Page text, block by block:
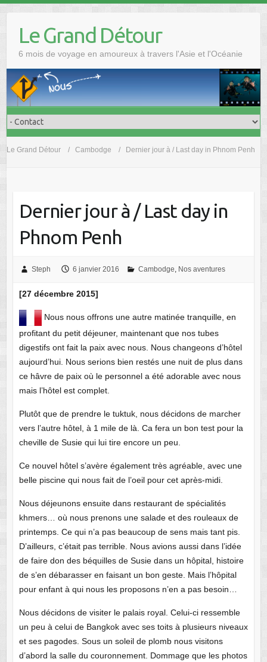
Le Grand Détour
6 mois de voyage en amoureux à travers l'Asie et l'Océanie
Le Grand Détour Cambodge Dernier jour à / Last day in Phnom Penh
Dernier jour à / Last day in
Phnom Penh
Steph 6 janvier 2016 Cambodge Nos aventures
[27 décembre 2015]
Nous nous offrons une autre matinée tranquille, en
profitant du petit déjeuner, maintenant que nos tubes
digestifs ont fait la paix avec nous. Nous changeons d’hôtel
aujourd’hui. Nous serions bien restés une nuit de plus dans
ce hâvre de paix où le personnel a été adorable avec nous
mais l’hôtel est complet.
Plutôt que de prendre le tuktuk, nous décidons de marcher
vers l’autre hôtel, à 1 mile de là. Ca fera un bon test pour la
cheville de Susie qui lui tire encore un peu.
Ce nouvel hôtel s’avère également très agréable, avec une
belle piscine qui nous fait de l’oeil pour cet après-midi.
Nous déjeunons ensuite dans restaurant de spécialités
khmers… où nous prenons une salade et des rouleaux de
printemps. Ce qui n’a pas beaucoup de sens mais tant pis.
D’ailleurs, c’était pas terrible. Nous avions aussi dans l’idée
de faire don des béquilles de Susie dans un hôpital, histoire
de s’en débarasser en faisant un bon geste. Mais l’hôpital
pour enfant à qui nous les proposons n’en a pas besoin…
Nous décidons de visiter le palais royal. Celui-ci ressemble
un peu à celui de Bangkok avec ses toits à plusieurs niveaux
et ses pagodes. Sous un soleil de plomb nous visitons
d’abord la salle du couronnement. Dommage que les photos